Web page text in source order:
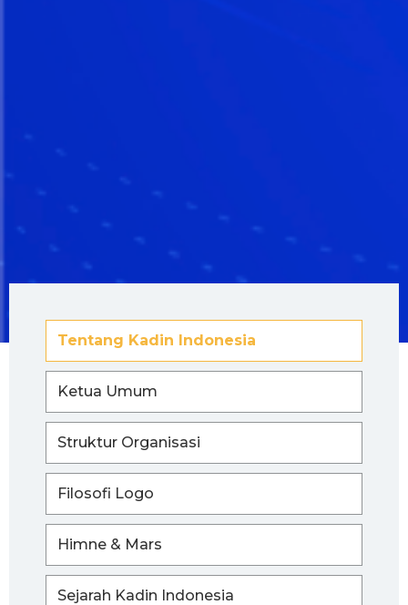
Tentang Kadin Indonesia
Ketua Umum
Struktur Organisasi
Filosofi Logo
Himne & Mars
Sejarah Kadin Indonesia